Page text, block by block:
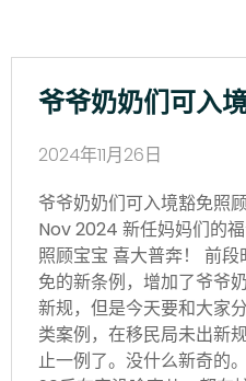
爷爷奶奶们可入
2024年11月26日
爷爷奶奶们可入境豁免照
Nov 2024 新任妈妈们的
照顾宝宝 喜大普奔！ 前
免的新条例，增加了爷爷
新规，但是今天要和大家
类案例，在移民局未出新
止一例了。没什么新奇的